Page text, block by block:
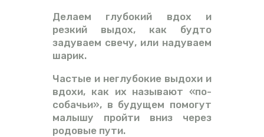
Делаем глубокий вдох и
резкий выдох, как будто
задуваем свечу, или надуваем
шарик.
Частые и неглубокие выдохи и
вдохи, как их называют «по-
собачьи», в будущем помогут
малышу пройти вниз через
родовые пути.